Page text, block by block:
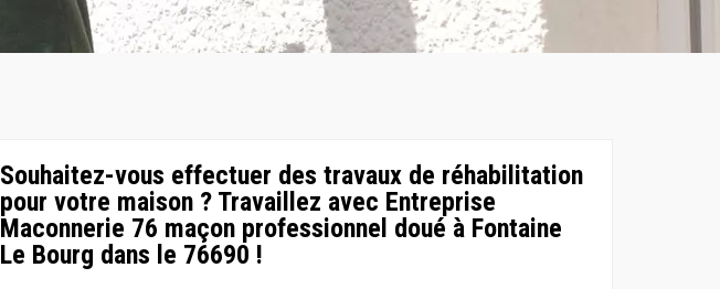
Souhaitez-vous effectuer des travaux de réhabilitation
pour votre maison ? Travaillez avec Entreprise
Maconnerie 76 maçon professionnel doué à Fontaine
Le Bourg dans le 76690 !